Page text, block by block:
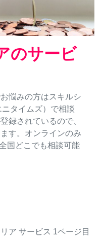
のサービ
悩みの方はスキルシ
タイムズ）で相談
録されているので、
す。オンラインのみ
国どこでも相談可能
ア サービス 1ページ目